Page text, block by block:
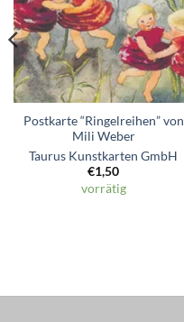
Postkarte “Ringelreihen” von
Mili Weber
Taurus Kunstkarten GmbH
€1,50
vorrätig